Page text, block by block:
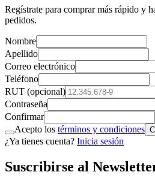
Regístrate para comprar más rápido y
pedidos.
Nombre
Apellido
Correo electrónico
Teléfono
RUT (opcional)
Contraseña
Confirmar
Acepto los términos y condiciones
¿Ya tienes cuenta? Inicia sesión
Suscribirse al